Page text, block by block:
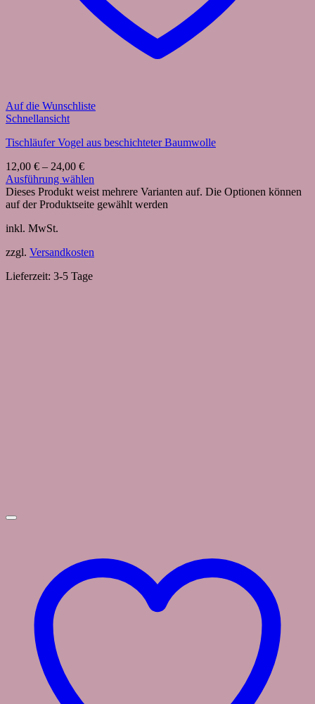
Auf die Wunschliste
Schnellansicht
Tischläufer Vogel aus beschichteter Baumwolle
12,00 € – 24,00 €
Ausführung wählen
Dieses Produkt weist mehrere Varianten auf. Die Optionen können
auf der Produktseite gewählt werden
inkl. MwSt.
zzgl. Versandkosten
Lieferzeit: 3-5 Tage